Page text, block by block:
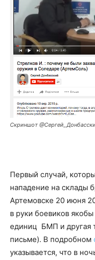
Скриншот
Первый случай,
нападение на склады
Артемовске 20 июня
в руки боевиков
единиц БМП и другая
письме). В подробном
указывается, что в